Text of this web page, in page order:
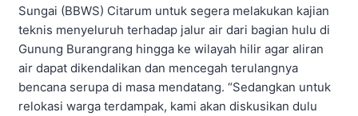
Sungai (BBWS) Citarum untuk segera melakukan kajian
teknis menyeluruh terhadap jalur air dari bagian hulu di
Gunung Burangrang hingga ke wilayah hilir agar aliran
air dapat dikendalikan dan mencegah terulangnya
bencana serupa di masa mendatang. “Sedangkan untuk
relokasi warga terdampak, kami akan diskusikan dulu